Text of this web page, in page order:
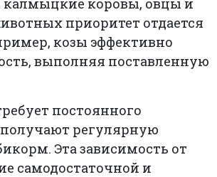
коровы, овцы и
приоритет отдается
козы эффективно
выполняя поставленную
постоянного
получают регулярную
Эта зависимость от
самодостаточной и